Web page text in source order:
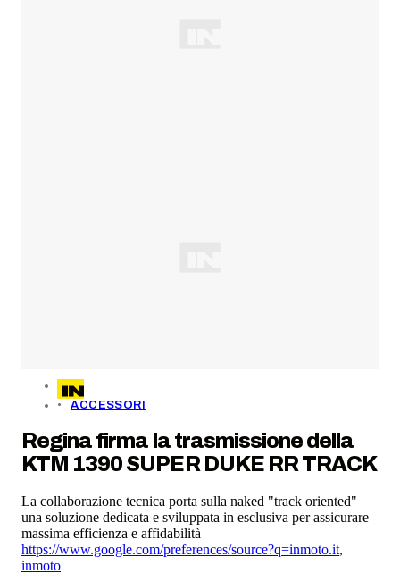
ACCESSORI
Regina firma la trasmissione della
KTM 1390 SUPER DUKE RR TRACK
La collaborazione tecnica porta sulla naked "track oriented"
una soluzione dedicata e sviluppata in esclusiva per assicurare
massima efficienza e affidabilità
https://www.google.com/preferences/source?q=inmoto.it,
inmoto